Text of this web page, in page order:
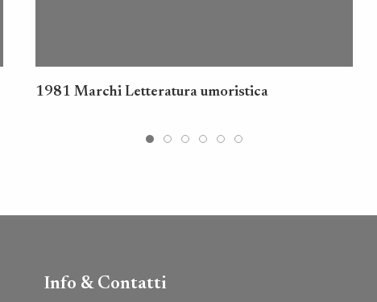
1981 Marchi Letteratura umoristica
Info & Contatti